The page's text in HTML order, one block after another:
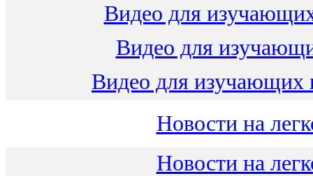
Видео для
Видео для
Видео для изучающих
Новости на
Новости на